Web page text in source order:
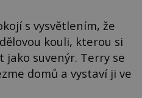
s vysvětlením, že
kouli, kterou si
suvenýr. Terry se
domů a vystaví ji ve